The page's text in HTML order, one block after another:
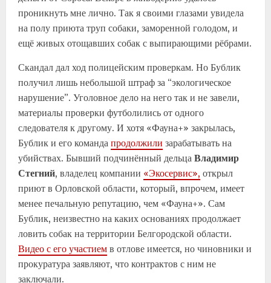
проникнуть мне лично. Так я своими глазами увидела
на полу приюта труп собаки, заморенной голодом, и
ещё живых отощавших собак с выпирающими рёбрами.
Скандал дал ход полицейским проверкам. Но Бублик
получил лишь небольшой штраф за “экологическое
нарушение”. Уголовное дело на него так и не завели,
материалы проверки футболились от одного
следователя к другому. И хотя «Фауна+» закрылась,
Бублик и его команда продолжили зарабатывать на
убийствах. Бывший подчинённый дельца Владимир
Стегний, владелец компании «Экосервис», открыл
приют в Орловской области, который, впрочем, имеет
менее печальную репутацию, чем «Фауна+». Сам
Бублик, неизвестно на каких основаниях продолжает
ловить собак на территории Белгородской области.
Видео с его участием в отлове имеется, но чиновники и
прокуратура заявляют, что контрактов с ним не
заключали.